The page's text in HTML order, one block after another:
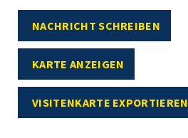
NACHRICHT SCHREIBEN
KARTE ANZEIGEN
VISITENKARTE EXPORTIEREN